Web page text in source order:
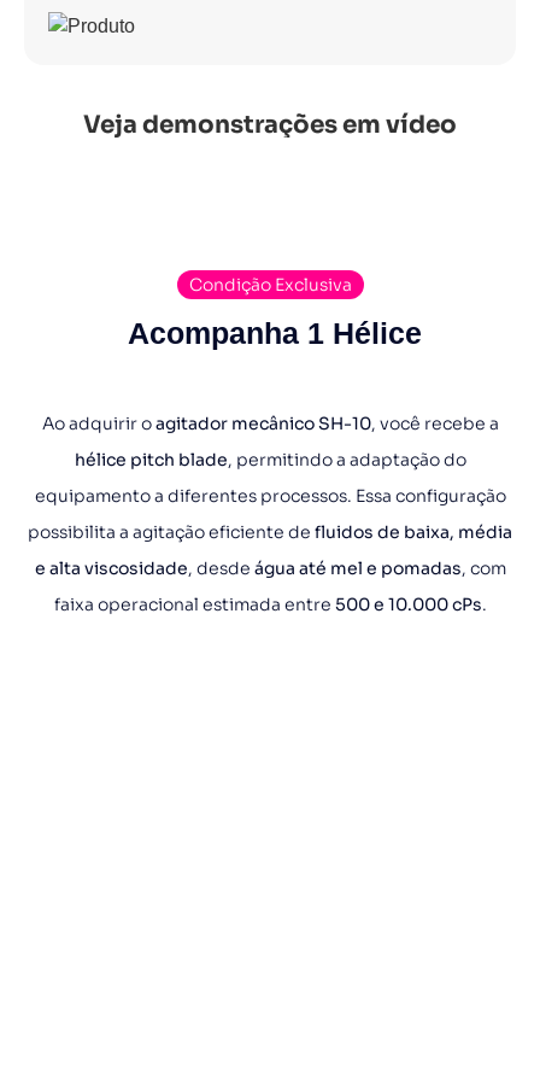
da dinâmica de mistura e uniformidade na
Com mais de 70 modelos de hélices misturadoras,
Veja demonstrações em vídeo
Condição Exclusiva
Acompanha 1 Hélice
Ao adquirir oagitador mecânico SH-10, você recebe a
hélice pitch blade, permitindo a adaptação do
equipamento a diferentes processos. Essa configuração
possibilita a agitação eficiente de fluidos de baixa, média
e alta viscosidade, desde água até mel e pomadas, com
faixa operacional estimada entre 500 e 10.000 cPs.